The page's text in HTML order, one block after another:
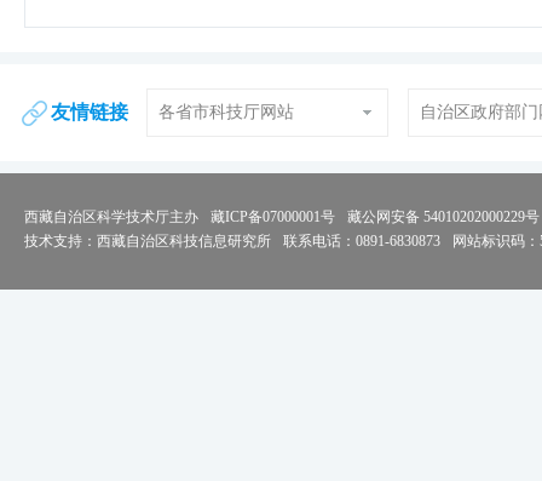
友情链接 各省市科技厅网站 自治区政府部
西藏自治区科学技术厅主办 藏ICP备07000001号
藏公网安备 54010202000229号
技术支持：西藏自治区科技信息研究所
联系电话：0891-6830873 网站标识码：